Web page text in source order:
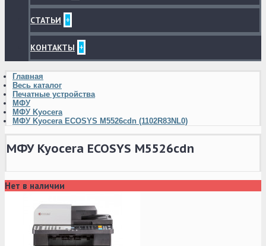
СТАТЬИ +
КОНТАКТЫ +
Главная
Весь каталог
Печатные устройства
МФУ
МФУ Kyocera
МФУ Kyocera ECOSYS M5526cdn (1102R83NL0)
МФУ Kyocera ECOSYS M5526cdn
Нет в наличии